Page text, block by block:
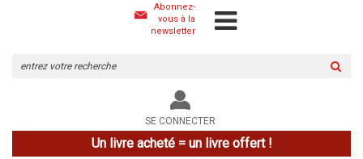
Abonnez-
vous à la
newsletter
le
site
SE CONNECTER
Un livre acheté = un livre offert !